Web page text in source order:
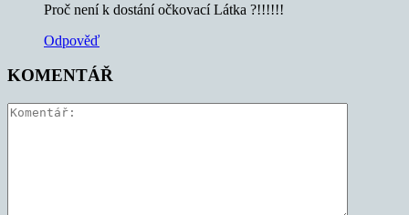
Proč není k dostání očkovací Látka ?!!!!!!
Odpověď
KOMENTÁŘ